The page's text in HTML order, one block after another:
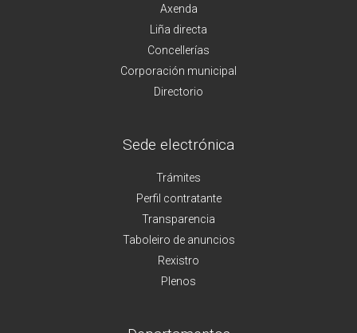
Axenda
Liña directa
Concellerías
Corporación municipal
Directorio
Sede electrónica
Trámites
Perfil contratante
Transparencia
Taboleiro de anuncios
Rexistro
Plenos